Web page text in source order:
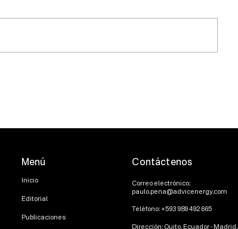
Menú
Inicio
Editorial
Publicaciones
Contáctenos
Correo electrónico:
paulo.pena@advicenergy.com
Teléfono: +593 989 492 665